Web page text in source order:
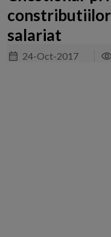
constributiilor
salariat
24-Oct-2017